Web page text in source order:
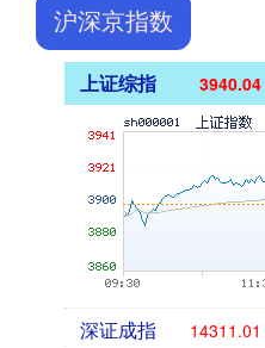
沪深京指数
上证综指 3940.04
深证成指 14311.01